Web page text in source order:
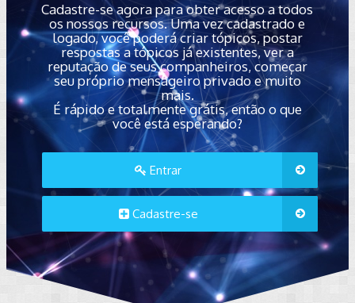
Cadastre-se agora para obter acesso a todos
os nossos recursos. Uma vez cadastrado e
logado, você poderá criar tópicos, postar
respostas a tópicos já existentes, ver a
reputação de seus companheiros, começar
seu próprio mensageiro privado e muito
mais.
É rápido e totalmente grátis, então o que
você está esperando?
Entrar
Cadastre-se